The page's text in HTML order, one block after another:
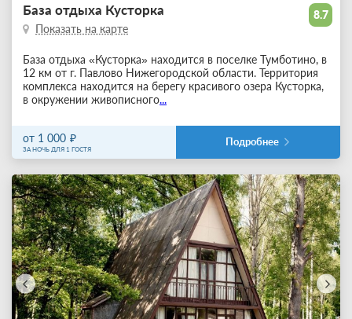
8.7
База отдыха Кусторка
Показать на карте
База отдыха «Кусторка» находится в поселке Тумботино, в
12 км от г. Павлово Нижегородской области. Территория
комплекса находится на берегу красивого озера Кусторка,
в окружении живописного...
от 1 000
ЗА НОЧЬ ДЛЯ 1 ГОСТЯ
Подробнее